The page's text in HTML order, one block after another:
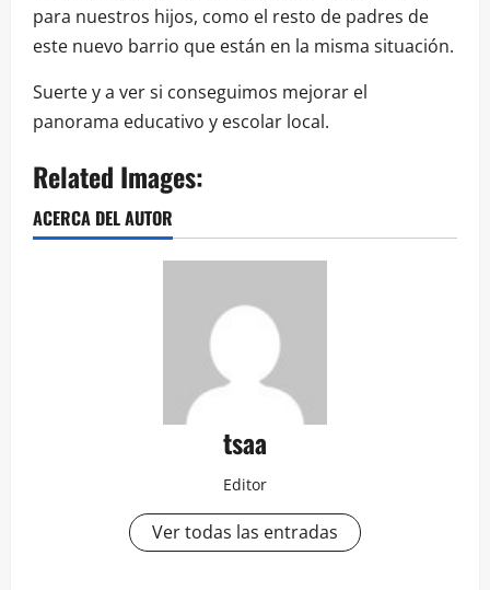
para nuestros hijos, como el resto de padres de
este nuevo barrio que están en la misma situación.
Suerte y a ver si conseguimos mejorar el
panorama educativo y escolar local.
Related Images:
ACERCA DEL AUTOR
tsaa
Editor
Ver todas las entradas